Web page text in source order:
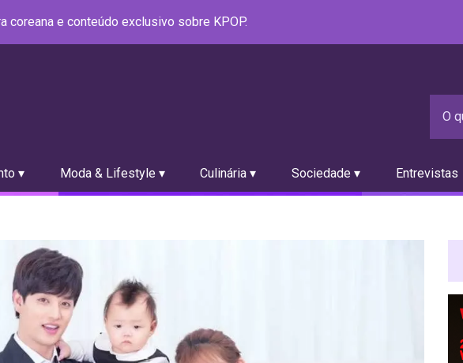
coreana e conteúdo exclusivo sobre KPOP.
▾ Moda & Lifestyle ▾ Culinária ▾ Sociedade ▾ Entrevistas